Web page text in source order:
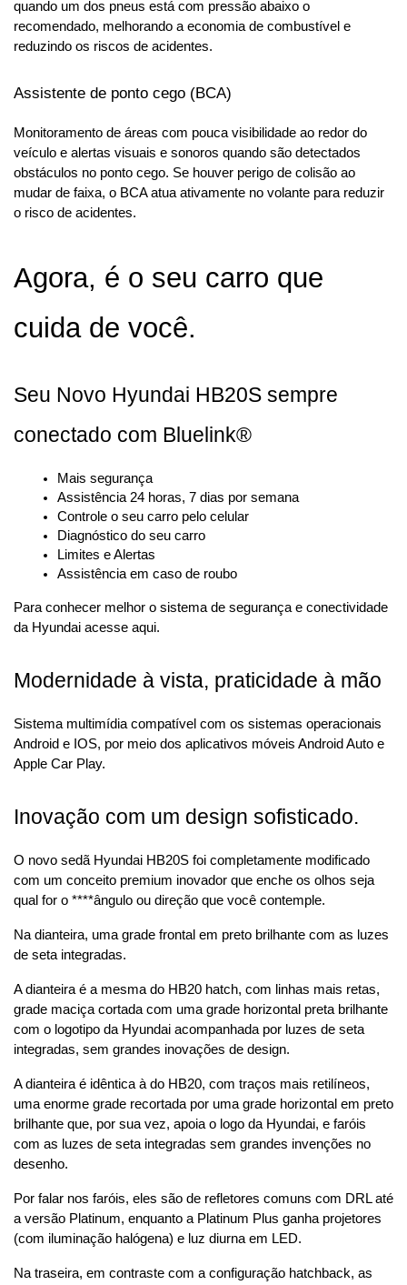
quando um dos pneus está com pressão abaixo o
recomendado, melhorando a economia de combustível e
reduzindo os riscos de acidentes.
Assistente de ponto cego (BCA)
Monitoramento de áreas com pouca visibilidade ao redor do
veículo e alertas visuais e sonoros quando são detectados
obstáculos no ponto cego. Se houver perigo de colisão ao
mudar de faixa, o BCA atua ativamente no volante para reduzir
o risco de acidentes.
Agora, é o seu carro que
cuida de você.
Seu Novo Hyundai HB20S sempre
conectado com Bluelink®
Mais segurança
Assistência 24 horas, 7 dias por semana
Controle o seu carro pelo celular
Diagnóstico do seu carro
Limites e Alertas
Assistência em caso de roubo
Para conhecer melhor o sistema de segurança e conectividade
da Hyundai acesse aqui.
Modernidade à vista, praticidade à mão
Sistema multimídia compatível com os sistemas operacionais
Android e IOS, por meio dos aplicativos móveis Android Auto e
Apple Car Play.
Inovação com um design sofisticado.
O novo sedã Hyundai HB20S foi completamente modificado
com um conceito premium inovador que enche os olhos seja
qual for o ****ângulo ou direção que você contemple.
Na dianteira, uma grade frontal em preto brilhante com as luzes
de seta integradas.
A dianteira é a mesma do HB20 hatch, com linhas mais retas,
grade maciça cortada com uma grade horizontal preta brilhante
com o logotipo da Hyundai acompanhada por luzes de seta
integradas, sem grandes inovações de design.
A dianteira é idêntica à do HB20, com traços mais retilíneos,
uma enorme grade recortada por uma grade horizontal em preto
brilhante que, por sua vez, apoia o logo da Hyundai, e faróis
com as luzes de seta integradas sem grandes invenções no
desenho.
Por falar nos faróis, eles são de refletores comuns com DRL até
a versão Platinum, enquanto a Platinum Plus ganha projetores
(com iluminação halógena) e luz diurna em LED.
Na traseira, em contraste com a configuração hatchback, as